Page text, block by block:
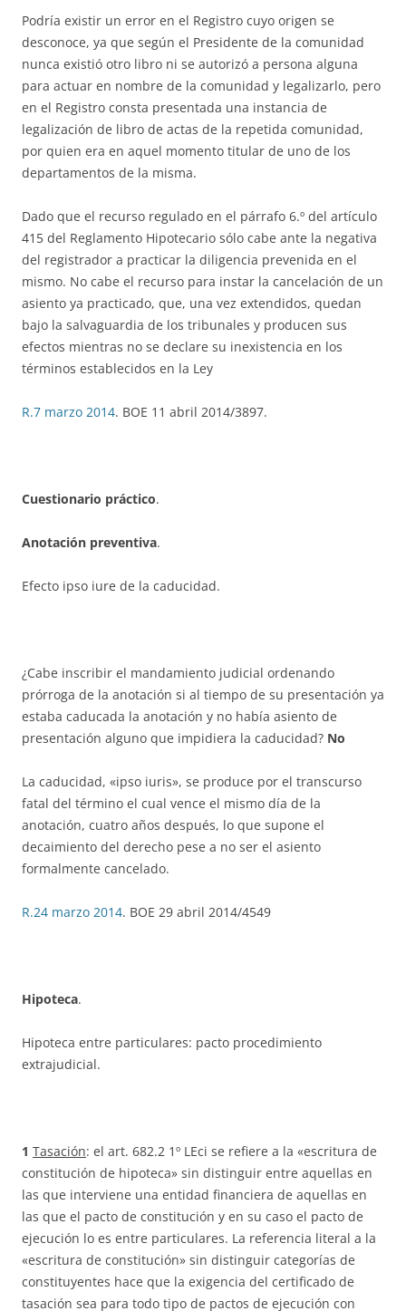
Podría existir un error en el Registro cuyo origen se
desconoce, ya que según el Presidente de la comunidad
nunca existió otro libro ni se autorizó a persona alguna
para actuar en nombre de la comunidad y legalizarlo, pero
en el Registro consta presentada una instancia de
legalización de libro de actas de la repetida comunidad,
por quien era en aquel momento titular de uno de los
departamentos de la misma.
Dado que el recurso regulado en el párrafo 6.º del artículo
415 del Reglamento Hipotecario sólo cabe ante la negativa
del registrador a practicar la diligencia prevenida en el
mismo. No cabe el recurso para instar la cancelación de un
asiento ya practicado, que, una vez extendidos, quedan
bajo la salvaguardia de los tribunales y producen sus
efectos mientras no se declare su inexistencia en los
términos establecidos en la Ley
R.7 marzo 2014. BOE 11 abril 2014/3897.
Cuestionario práctico.
Anotación preventiva.
Efecto ipso iure de la caducidad.
¿Cabe inscribir el mandamiento judicial ordenando
prórroga de la anotación si al tiempo de su presentación ya
estaba caducada la anotación y no había asiento de
presentación alguno que impidiera la caducidad? No
La caducidad, «ipso iuris», se produce por el transcurso
fatal del término el cual vence el mismo día de la
anotación, cuatro años después, lo que supone el
decaimiento del derecho pese a no ser el asiento
formalmente cancelado.
R.24 marzo 2014. BOE 29 abril 2014/4549
Hipoteca.
Hipoteca entre particulares: pacto procedimiento
extrajudicial.
1 Tasación: el art. 682.2 1º LEci se refiere a la «escritura de
constitución de hipoteca» sin distinguir entre aquellas en
las que interviene una entidad financiera de aquellas en
las que el pacto de constitución y en su caso el pacto de
ejecución lo es entre particulares. La referencia literal a la
«escritura de constitución» sin distinguir categorías de
constituyentes hace que la exigencia del certificado de
tasación sea para todo tipo de pactos de ejecución con